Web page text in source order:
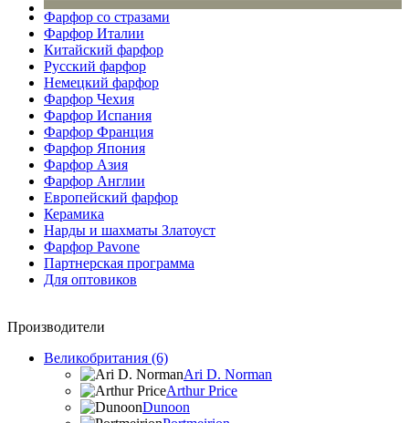
Фарфор со стразами
Фарфор Италии
Китайский фарфор
Русский фарфор
Немецкий фарфор
Фарфор Чехия
Фарфор Испания
Фарфор Франция
Фарфор Япония
Фарфор Азия
Фарфор Англии
Европейский фарфор
Керамика
Нарды и шахматы Златоуст
Фарфор Pavone
Партнерская программа
Для оптовиков
Производители
Великобритания (6)
Ari D. Norman
Arthur Price
Dunoon